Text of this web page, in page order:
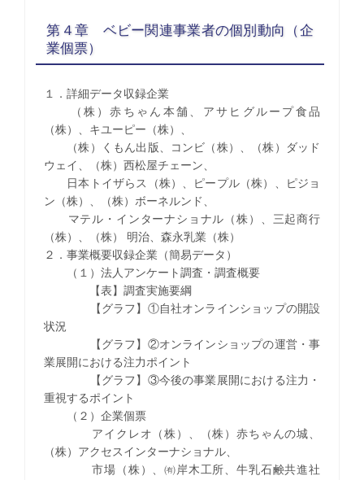
第４章 ベビー関連事業者の個別動向（企
業個票）
１．詳細データ収録企業
（株）赤ちゃん本舗、アサヒグループ食品
（株）、キユーピー（株）、
（株）くもん出版、コンビ（株）、（株）ダッド
ウェイ、（株）西松屋チェーン、
日本トイザらス（株）、ピープル（株）、ピジョ
ン（株）、（株）ボーネルンド、
マテル・インターナショナル（株）、三起商行
（株）、（株） 明治、森永乳業（株）
２．事業概要収録企業（簡易データ）
（１）法人アンケート調査・調査概要
【表】調査実施要綱
【グラフ】①自社オンラインショップの開設
状況
【グラフ】②オンラインショップの運営・事
業展開における注力ポイント
【グラフ】③今後の事業展開における注力・
重視するポイント
（２）企業個票
アイクレオ（株）、（株）赤ちゃんの城、
（株）アクセスインターナショナル、
市場（株）、㈲岸木工所、牛乳石鹸共進社